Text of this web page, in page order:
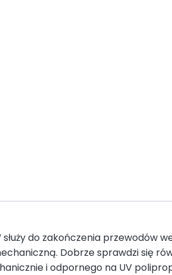
służy do zakończenia przewodów
Dobrze sprawdzi się
i odpornego na UV